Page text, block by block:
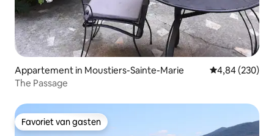
Appartement in Moustiers-Sainte-Marie Gemiddelde
4,84 (230)
The Passage
Favoriet van gasten
Favoriet van gasten